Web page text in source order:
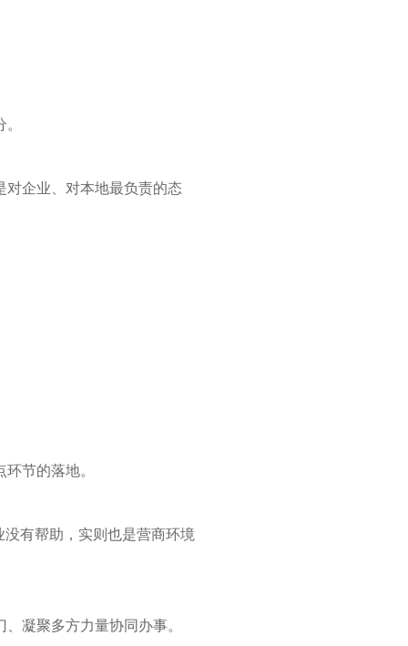
对企业、对本地最负责的态
节的落地。
有帮助，实则也是营商环境
凝聚多方力量协同办事。